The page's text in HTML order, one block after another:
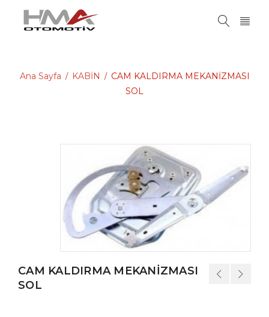
Ana Sayfa / KABİN / CAM KALDIRMA MEKANİZMASI
SOL
CAM KALDIRMA MEKANİZMASI
SOL